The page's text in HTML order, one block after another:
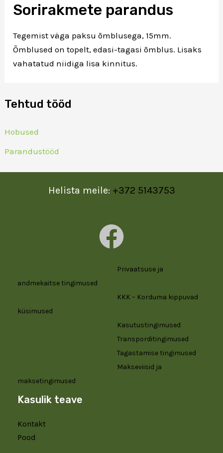
Tehtud tööd
Hobused
Parandustööd
Sorirakmete parandus
Tegemist väga paksu õmblusega, 15mm.
Õmblused on topelt, edasi-tagasi õmblus. Lisaks
vahatatud niidiga lisa kinnitus.
Helista meile: +372 5143753
Privaatsuse ja
andmekaitse tingimused
KKK – Korduma kippuvad
küsimused
Kasutustingimused
Transporditingimused
Tagastamise tingimused
Makseviisid ja
maksetingimused
Kasulik teave
Kontakt
Pood